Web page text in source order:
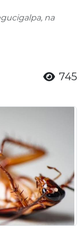
na
745